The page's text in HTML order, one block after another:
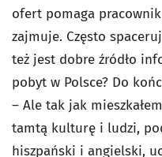
ofert pomaga
zajmuje. Często
też jest dobre źródło
pobyt w Polsce? Do
– Ale tak jak
tamtą kulturę i ludzi,
hiszpański i angielski,